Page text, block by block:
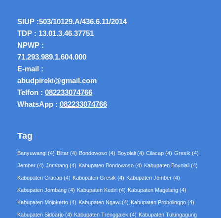
SIUP :503/10129.A/436.6.11/2014
TDP : 13.01.3.46.37751
NPWP :
71.293.989.1.604.000
E-mail :
abudpireki@gmail.com
Telfon : 082233074766
WhatsApp : 082233074766
Tag
Banyuwangi (4) Blitar (4) Bondowoso (4) Boyolali (4) Cilacap (4) Gresik (4)
Jember (4) Jombang (4) Kabupaten Bondowoso (4) Kabupaten Boyolali (4)
Kabupaten Cilacap (4) Kabupaten Gresik (4) Kabupaten Jember (4)
Kabupaten Jombang (4) Kabupaten Kediri (4) Kabupaten Magelang (4)
Kabupaten Mojokerto (4) Kabupaten Ngawi (4) Kabupaten Probolinggo (4)
Kabupaten Sidoarjo (4) Kabupaten Trenggalek (4) Kabupaten Tulungagung